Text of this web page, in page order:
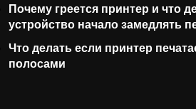
Почему греется принтер и что
устройство начало замедлять
Что делать если принтер
полосами